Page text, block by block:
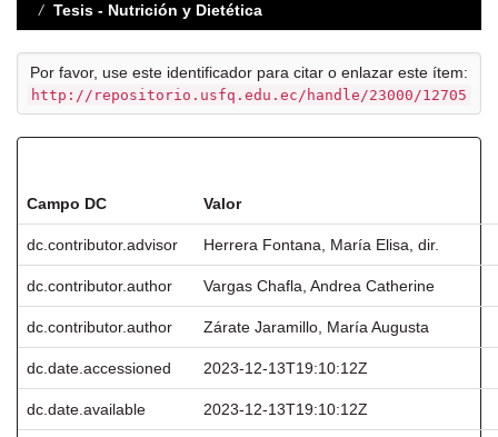
Tesis - Nutrición y Dietética
Por favor, use este identificador para citar o enlazar este ítem:
http://repositorio.usfq.edu.ec/handle/23000/12705
Campo DC Valor
dc.contributor.advisor Herrera Fontana, María Elisa, dir.
dc.contributor.author Vargas Chafla, Andrea Catherine
dc.contributor.author Zárate Jaramillo, María Augusta
dc.date.accessioned 2023-12-13T19:10:12Z
dc.date.available 2023-12-13T19:10:12Z